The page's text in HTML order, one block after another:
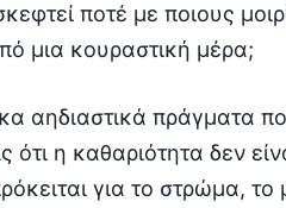
ποτέ με ποιους
μια κουραστική μέρα;
αηδιαστικά πράγματα
ότι η καθαριότητα δεν
για το στρώμα,